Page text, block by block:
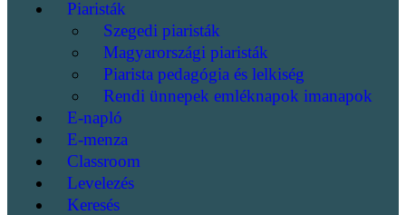
Piaristák
Szegedi piaristák
Magyarországi piaristák
Piarista pedagógia és lelkiség
Rendi ünnepek emléknapok imanapok
E-napló
E-menza
Classroom
Levelezés
Keresés